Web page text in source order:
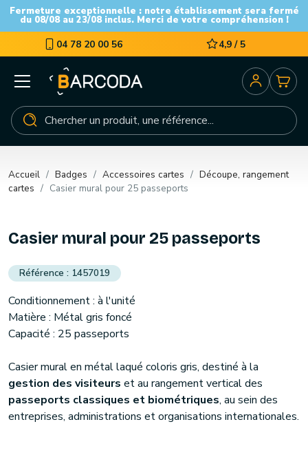
Fermeture exceptionnelle : notre établissement sera fermé
du 08/08 au 23/08 inclus. Merci de votre compréhension !
04 78 20 00 56 4,9 / 5
Accueil Badges Accessoires cartes
Découpe, rangement
cartes
Casier mural pour 25 passeports
Casier mural pour 25 passeports
1457019
Conditionnement : à l'unité
Matière : Métal gris foncé
Capacité : 25 passeports
Casier mural en métal laqué coloris gris, destiné à la
gestion des visiteurs et au rangement vertical des
passeports classiques et biométriques, au sein des
entreprises, administrations et organisations internationales.